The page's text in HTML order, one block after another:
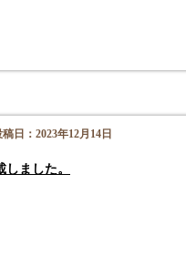
稿日：2023年12月14日
ました。